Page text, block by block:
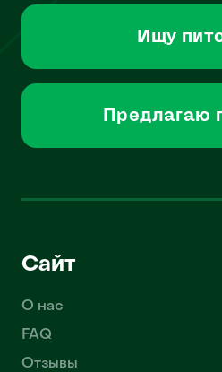
Ищу
Предлагаю
Сайт
О нас
FAQ
Отзывы